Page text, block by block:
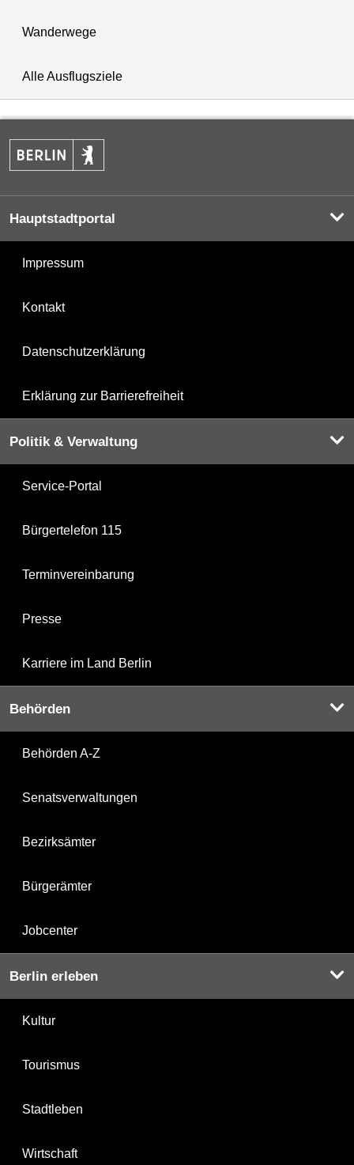
Wanderwege
Alle Ausflugsziele
Hauptstadtportal
Impressum
Kontakt
Datenschutzerklärung
Erklärung zur Barrierefreiheit
Politik & Verwaltung
Service-Portal
Bürgertelefon 115
Terminvereinbarung
Presse
Karriere im Land Berlin
Behörden
Behörden A-Z
Senatsverwaltungen
Bezirksämter
Bürgerämter
Jobcenter
Berlin erleben
Kultur
Tourismus
Stadtleben
Wirtschaft